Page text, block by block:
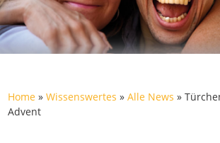
Home »Wissenswertes »Alle News »
Advent